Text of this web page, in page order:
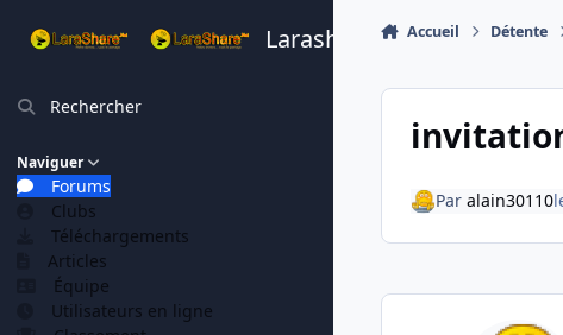
Larashare
Rechercher
Naviguer
Forums
Clubs
Téléchargements
Articles
Équipe
Utilisateurs en ligne
Accueil Détente
Par alain30110